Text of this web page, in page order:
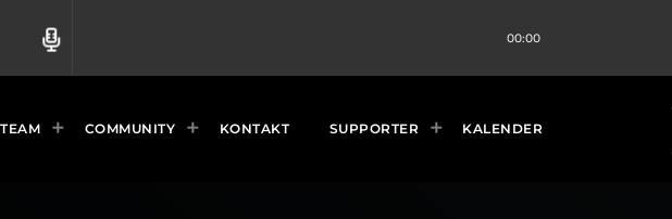
radio 00:00
TEAM COMMUNITY KONTAKT SUPPORTER KALENDER